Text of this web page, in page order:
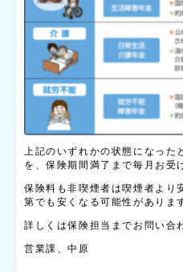
上記のいずれかの状態になった
を、保険期間満了まで毎月お受
保険料も非喫煙者は喫煙者より
第でも安くなる可能性がありま
詳しくは保険担当までお問い合
営業課、中原